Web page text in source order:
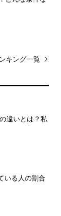
キング一覧
違いとは？私
いる人の割合